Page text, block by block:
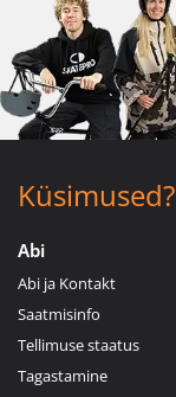
Küsimused?
Abi
Abi ja Kontakt
Saatmisinfo
Tellimuse staatus
Tagastamine